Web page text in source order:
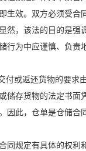
生效。双方必须受合
然，该法的目的是强
行为中应谨慎、负责
付或返还货物的要求
储存货物的法定书面
因此，仓单是仓储合
同规定有具体的权利